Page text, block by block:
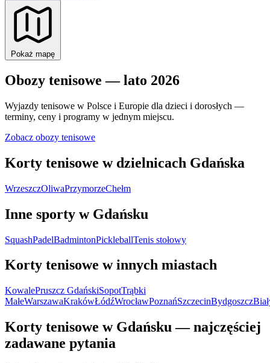
Pokaż mapę
Obozy tenisowe — lato 2026
Wyjazdy tenisowe w Polsce i Europie dla dzieci i dorosłych —
terminy, ceny i programy w jednym miejscu.
Zobacz obozy tenisowe
Korty tenisowe w dzielnicach Gdańska
WrzeszczOliwaPrzymorzeChełm
Inne sporty w Gdańsku
SquashPadelBadmintonPickleballTenis stołowy
Korty tenisowe w innych miastach
KowalePruszcz GdańskiSopotTrąbki
MałeWarszawaKrakówŁódźWrocławPoznańSzczecinBydgoszcz
Korty tenisowe w Gdańsku — najczęściej
zadawane pytania